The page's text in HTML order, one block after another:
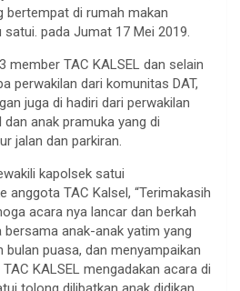
bertempat di rumah makan
pada Jumat 17 Mei 2019.
member TAC KALSEL dan selain
perwakilan dari komunitas DAT,
juga di hadiri dari perwakilan
anak pramuka yang di
jalan dan parkiran.
kapolsek satui
anggota TAC Kalsel, “Terimakasih
acara nya lancar dan berkah
bersama anak-anak yatim yang
puasa, dan menyampaikan
KALSEL mengadakan acara di